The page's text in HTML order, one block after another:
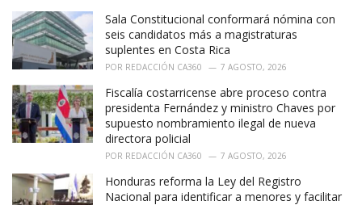
Sala Constitucional conformará nómina con
seis candidatos más a magistraturas
suplentes en Costa Rica
POR REDACCIÓN CA360 7 AGOSTO, 2026
Fiscalía costarricense abre proceso contra
presidenta Fernández y ministro Chaves por
supuesto nombramiento ilegal de nueva
directora policial
POR REDACCIÓN CA360 7 AGOSTO, 2026
Honduras reforma la Ley del Registro
Nacional para identificar a menores y facilitar